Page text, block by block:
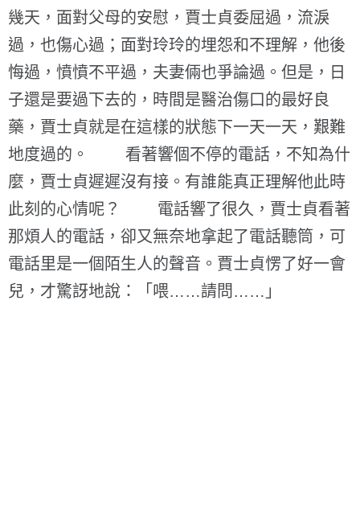
幾天，面對父母的安慰，賈士貞委屈過，流淚
過，也傷心過；面對玲玲的埋怨和不理解，他後
悔過，憤憤不平過，夫妻倆也爭論過。但是，日
子還是要過下去的，時間是醫治傷口的最好良
藥，賈士貞就是在這樣的狀態下一天一天，艱難
地度過的。 看著響個不停的電話，不知為什
麼，賈士貞遲遲沒有接。有誰能真正理解他此時
此刻的心情呢？ 電話響了很久，賈士貞看著
那煩人的電話，卻又無奈地拿起了電話聽筒，可
電話里是一個陌生人的聲音。賈士貞愣了好一會
兒，才驚訝地說：「喂……請問……」